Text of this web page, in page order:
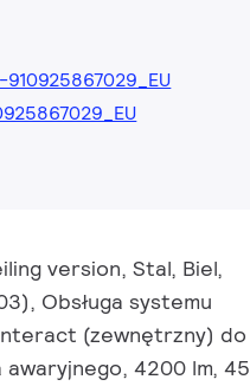
version, Stal, Biel,
Obsługa systemu
(zewnętrzny) do
4200 lm, 45